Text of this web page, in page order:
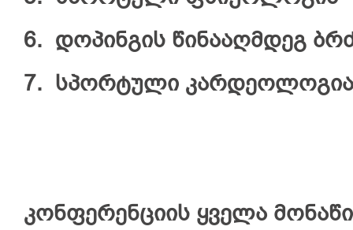
6. დოპინგის წინააღმდეგ
7. სპორტული კარდეოლოგია
კონფერენციის ყველა